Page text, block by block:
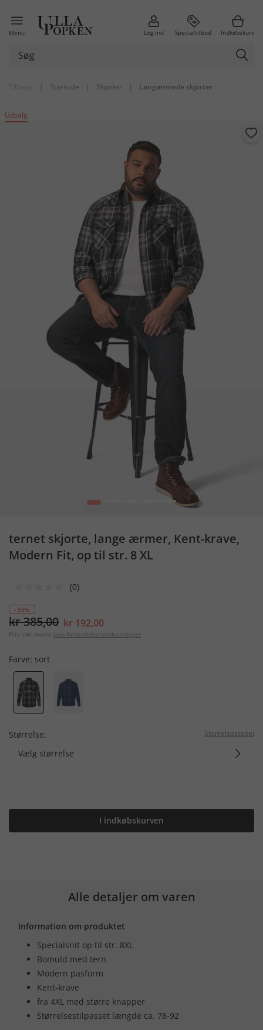
Menu Log ind Specialtilbud Indkøbskurv
| Startside | Skjorter | Langærmede skjorter
Udsalg
1
ternet skjorte, lange ærmer, Kent-krave,
Modern Fit, op til str. 8 XL
(0)
- 50%
kr 385,00 kr 192,00
Pris inkl. moms plus forsendelsesomkostninger
Farve: sort
Størrelse: Storrelsestabel
Vælg størrelse
I indkøbskurven
Alle detaljer om varen
Information om produktet
Specialsnit op til str. 8XL
Bomuld med tern
Modern pasform
Kent-krave
fra 4XL med større knapper
Størrelsestilpasset længde ca. 78-92